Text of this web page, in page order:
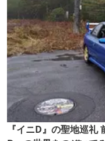
『イニD』の聖地巡